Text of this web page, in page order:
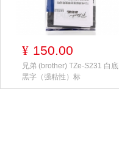
¥ 150.00
兄弟 (brother) TZe-S231 白底
黑字（强粘性）标